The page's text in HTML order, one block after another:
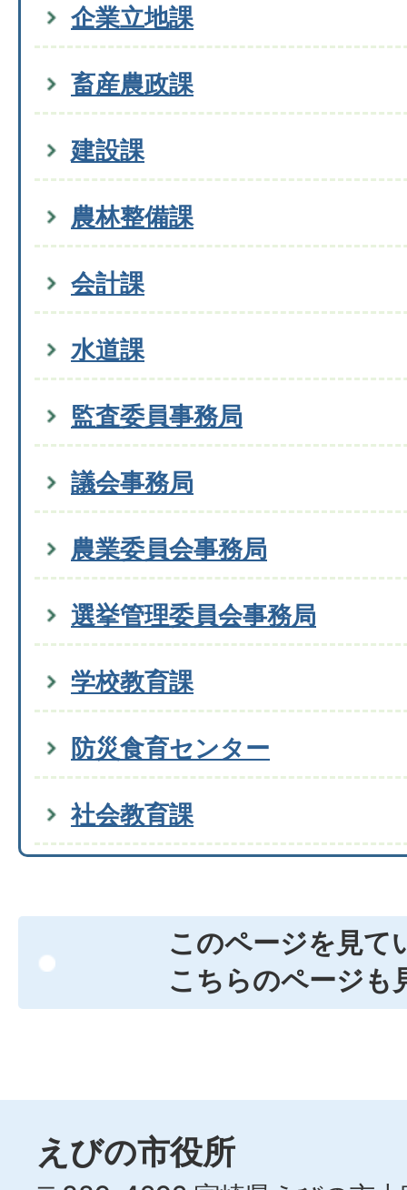
企業立地課
畜産農政課
建設課
農林整備課
会計課
水道課
監査委員事務局
議会事務局
農業委員会事務局
選挙管理委員会事務局
学校教育課
防災食育センター
社会教育課
このページを見て
こちらのページも
えびの市役所